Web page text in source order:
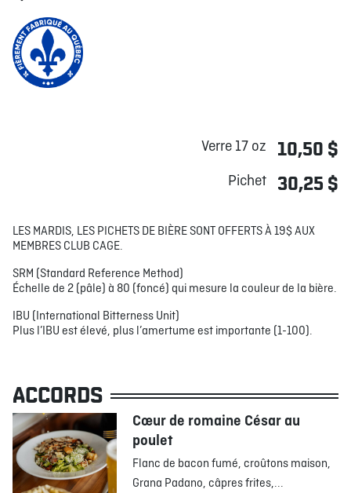
Verre 17 oz 10,50 $
Pichet 30,25 $
LES MARDIS, LES PICHETS DE BIÈRE SONT OFFERTS À 19$ AUX
MEMBRES CLUB CAGE.
SRM (Standard Reference Method)
Échelle de 2 (pâle) à 80 (foncé) qui mesure la couleur de la bière.
IBU (International Bitterness Unit)
Plus l’IBU est élevé, plus l’amertume est importante (1-100).
ACCORDS
Cœur de romaine César au
poulet
Flanc de bacon fumé, croûtons maison,
Grana Padano, câpres frites,...